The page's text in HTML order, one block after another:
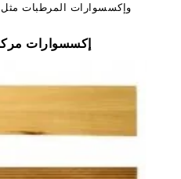
وإكسسوارات المرطبات مثل
إكسسوارات